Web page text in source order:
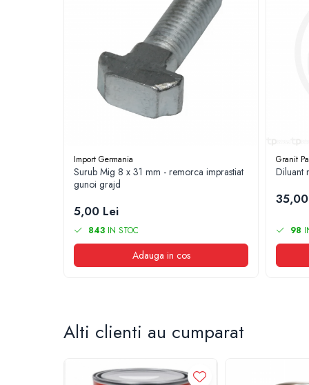
1.8.4. Transmisie punte spate
1.8.5. Transmisie punte fața 2 WD (2x4)
1.8.8. Cabluri ambreiaj și transmisie
1.8.9. Pompe ambreiaj
2.1. Prelucrarea Solului
Import Germania
Surub Mig 8 x 31 mm - remorca imprastiat
gunoi grajd
5,00 Lei
843 IN STOC
Adauga in cos
Granit
Diluant
98
Alti clienti au cumparat